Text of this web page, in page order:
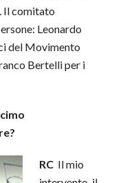
Il comitato
Leonardo
del Movimento
Bertelli per i
RC Il mio